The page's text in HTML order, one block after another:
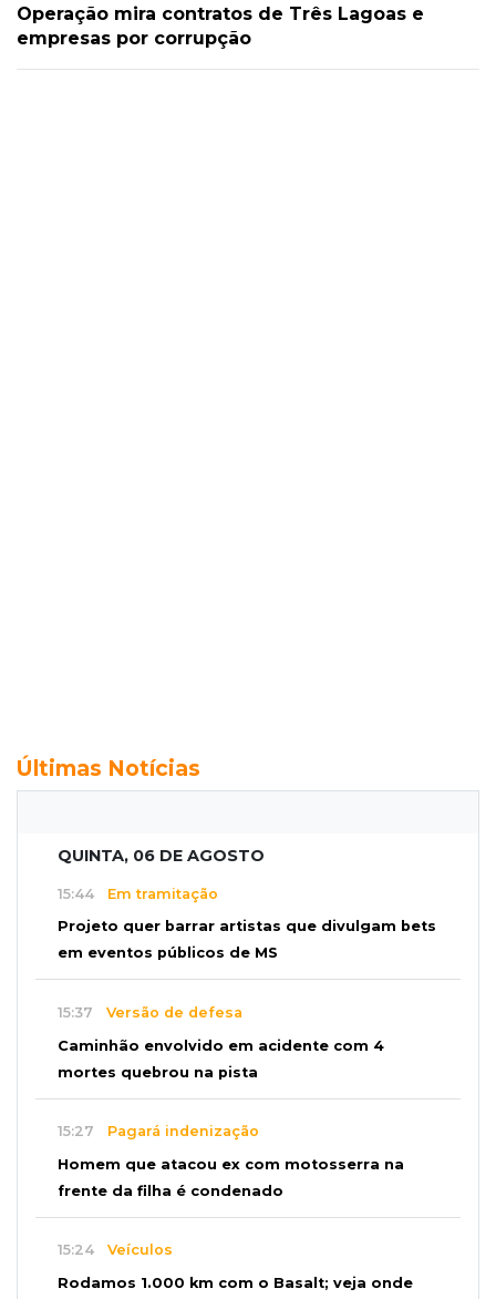
Operação mira contratos de Três Lagoas e
empresas por corrupção
Últimas Notícias
QUINTA, 06 DE AGOSTO
15:44 Em tramitação
Projeto quer barrar artistas que divulgam bets
em eventos públicos de MS
15:37 Versão de defesa
Caminhão envolvido em acidente com 4
mortes quebrou na pista
15:27 Pagará indenização
Homem que atacou ex com motosserra na
frente da filha é condenado
15:24 Veículos
Rodamos 1.000 km com o Basalt; veja onde